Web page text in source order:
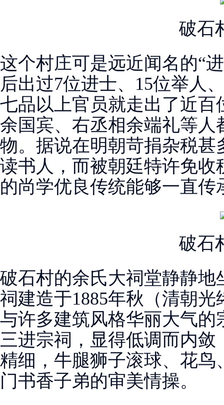
破石
这个村庄可是远近闻名的“
后出过7位进士、15位举人
七品以上官员就走出了近
余国宾、右丞相余端礼等
物。据说在明朝苛捐杂税
读书人，而被朝廷特许免
的尚学优良传统能够一直传
破石
破石村的余氏大祠堂静静
祠建造于1885年秋（清朝
与许多建筑风格华丽大气
三进宗祠，显得低调而内
精细，牛腿狮子滚球、花
门书香子弟的审美情操。